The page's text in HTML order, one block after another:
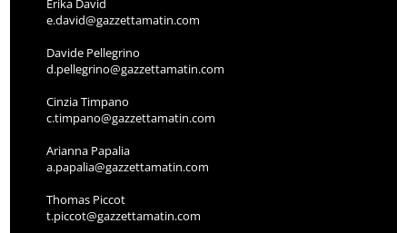
Erika David
e.david@gazzettamatin.com
Davide Pellegrino
d.pellegrino@gazzettamatin.com
Cinzia Timpano
c.timpano@gazzettamatin.com
Arianna Papalia
a.papalia@gazzettamatin.com
Thomas Piccot
t.piccot@gazzettamatin.com